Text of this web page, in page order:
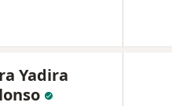
Yadira